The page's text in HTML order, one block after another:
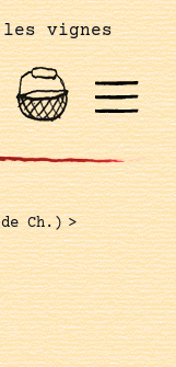
les vignes
de Ch.) >